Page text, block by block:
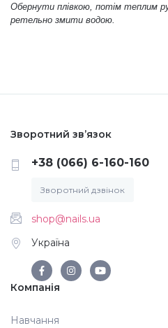
Аксесуари
Обернути плівкою, потім теплим
ретельно змити водою.
Зворотний зв’язок
+38 (066) 6-160-160
Зворотний дзвінок
shop@nails.ua
Україна
Компанія
Навчання